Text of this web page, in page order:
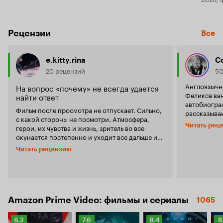
Рецензии Все
e.kitty.rina
20 рецензий
На вопрос «почему» не всегда удается
найти ответ
Фильм после просмотра не отпускает. Сильно,
с какой стороны не посмотри. Атмосфера,
герои, их чувства и жизнь, зритель во все
окунается постепенно и уходит все дальше и
дальше от берега. Этот фильм действительно
путешествие. Ты смотришь на этого
не иначе? Почему он стал наркоманом? Но есть
ли на самом деле ответ на этот вопрос?!
Конечно, можно и нужно ненадолго уйти в
Читать рецензию
Феликса
фильмы,
только
Карэлл) -
Читать
Amazon Prime Video: фильмы и сериалы 1065
Рейтинг
8.2
Рейтинг
7.6
Рейтинг
8.4